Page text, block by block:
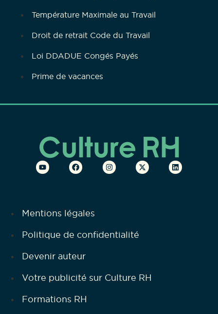
Température Maximale au Travail
Droit de retrait Code du Travail
Loi DDADUE Congés Payés
Prime de vacances
Mentions légales
Politique de confidentialité
Devenir auteur
Votre publicité sur Culture RH
Formations RH